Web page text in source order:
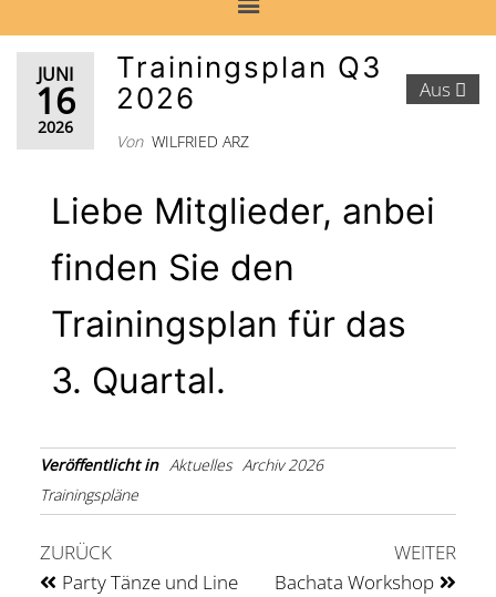
JUNI
16
2026
Aus
Trainingsplan Q3
2026
Von WILFRIED ARZ
Liebe Mitglieder, anbei
finden Sie den
Trainingsplan für das
3. Quartal.
Veröffentlicht in Aktuelles Archiv 2026
Trainingspläne
ZURÜCK
Party Tänze und Line
WEITER
Bachata Workshop